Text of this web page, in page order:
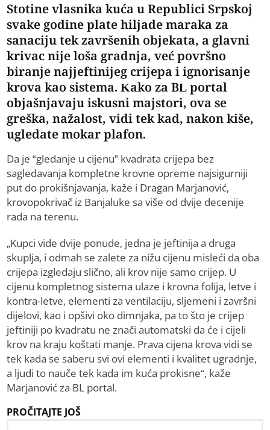
Stotine vlasnika kuća u Republici Srpskoj
svake godine plate hiljade maraka za
sanaciju tek završenih objekata, a glavni
krivac nije loša gradnja, već površno
biranje najjeftinijeg crijepa i ignorisanje
krova kao sistema. Kako za BL portal
objašnjavaju iskusni majstori, ova se
greška, nažalost, vidi tek kad, nakon kiše,
ugledate mokar plafon.
Da je “gledanje u cijenu” kvadrata crijepa bez
sagledavanja kompletne krovne opreme najsigurniji
put do prokišnjavanja, kaže i Dragan Marjanović,
krovopokrivač iz Banjaluke sa više od dvije decenije
rada na terenu.
„Kupci vide dvije ponude, jedna je jeftinija a druga
skuplja, i odmah se zalete za nižu cijenu misleći da oba
crijepa izgledaju slično, ali krov nije samo crijep. U
cijenu kompletnog sistema ulaze i krovna folija, letve i
kontra-letve, elementi za ventilaciju, sljemeni i završni
dijelovi, kao i opšivi oko dimnjaka, pa to što je crijep
jeftiniji po kvadratu ne znači automatski da će i cijeli
krov na kraju koštati manje. Prava cijena krova vidi se
tek kada se saberu svi ovi elementi i kvalitet ugradnje,
a ljudi to nauče tek kada im kuća prokisne“, kaže
Marjanović za BL portal.
PROČITAJTE JOŠ